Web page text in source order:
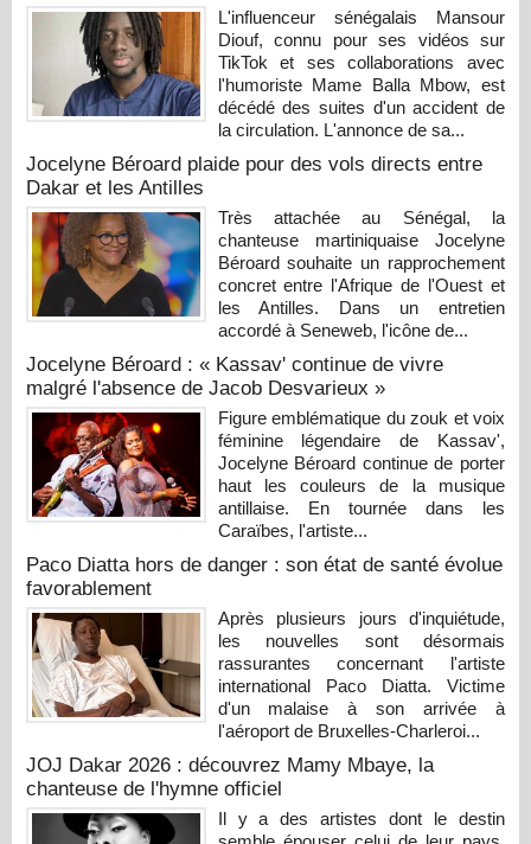
L'influenceur sénégalais Mansour
Diouf, connu pour ses vidéos sur
TikTok et ses collaborations avec
l'humoriste Mame Balla Mbow, est
décédé des suites d'un accident de
la circulation. L'annonce de sa...
Jocelyne Béroard plaide pour des vols directs entre
Dakar et les Antilles
Très attachée au Sénégal, la
chanteuse martiniquaise Jocelyne
Béroard souhaite un rapprochement
concret entre l'Afrique de l'Ouest et
les Antilles. Dans un entretien
accordé à Seneweb, l'icône de...
Jocelyne Béroard : « Kassav' continue de vivre
malgré l'absence de Jacob Desvarieux »
Figure emblématique du zouk et voix
féminine légendaire de Kassav',
Jocelyne Béroard continue de porter
haut les couleurs de la musique
antillaise. En tournée dans les
Caraïbes, l'artiste...
Paco Diatta hors de danger : son état de santé évolue
favorablement
Après plusieurs jours d'inquiétude,
les nouvelles sont désormais
rassurantes concernant l'artiste
international Paco Diatta. Victime
d'un malaise à son arrivée à
l'aéroport de Bruxelles-Charleroi...
JOJ Dakar 2026 : découvrez Mamy Mbaye, la
chanteuse de l'hymne officiel
Il y a des artistes dont le destin